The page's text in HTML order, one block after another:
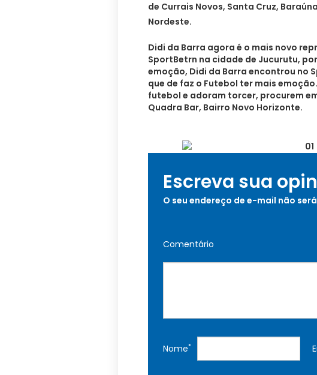
de Currais Novos, Santa Cruz,
Nordeste.
Didi da Barra agora é o mais novo
SportBetrn na cidade de Jucurutu,
emoção, Didi da Barra encontrou no
que de faz o Futebol ter mais
futebol e adoram torcer, procurem
Quadra Bar, Bairro Novo Horizonte.
Escreva sua
O seu endereço de e-mail não
Comentário
Nome*